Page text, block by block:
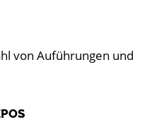
von Auführungen und